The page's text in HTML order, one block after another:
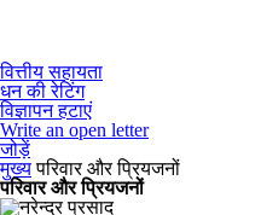
वित्तीय सहायता
धन की रेटिंग
विज्ञापन हटाएं
Write an open letter
जोड़ें
मुख्य परिवार और प्रियजनों
परिवार और प्रियजनों